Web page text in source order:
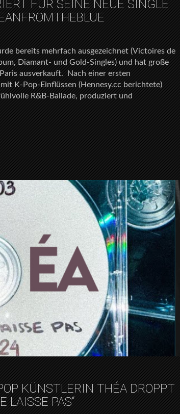
FÜR SEINE NEUE SINGLE
bereits mehrfach ausgezeichnet (Victoires de
Diamant- und Gold-Singles) und hat große
ausverkauft. Nach einer ersten
K-Pop-Einflüssen (Hennesy.cc berichtete)
R&B-Ballade, produziert und
KÜNSTLERIN THÉA DROPPT
LAISSE PAS“